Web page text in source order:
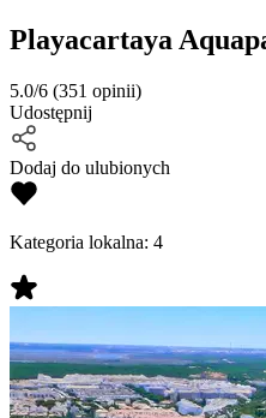
Playacartaya
5.0/6 (351 opinii)
Udostępnij
Dodaj do ulubionych
Kategoria lokalna: 4